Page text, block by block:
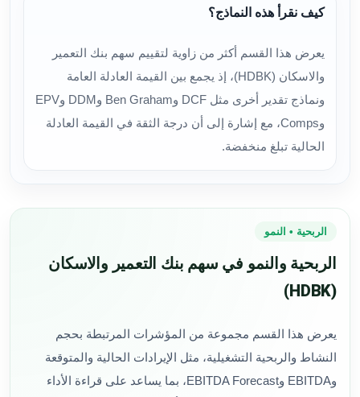
كيف نقرأ هذه النماذج؟
يعرض هذا القسم أكثر من زاوية لتقييم سهم بنك التعمير
والاسكان (HDBK)، إذ يجمع بين القيمة العادلة العامة
ونماذج تقدير أخرى مثل DCF وBen Graham وDDM وEPV
وComps، مع إشارة إلى أن درجة الثقة في القيمة العادلة
الحالية تبلغ منخفضة.
الربحية • النمو
الربحية والنمو في سهم بنك التعمير والاسكان
(HDBK)
يعرض هذا القسم مجموعة من المؤشرات المرتبطة بحجم
النشاط والربحية التشغيلية، مثل الإيرادات الحالية والمتوقعة
وEBITDA وEBITDA Forecast، بما يساعد على قراءة الأداء